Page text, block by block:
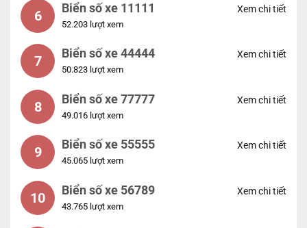
6 Biển số xe 11111
52.203 lượt xem
Xem chi tiết
7 Biển số xe 44444
50.823 lượt xem
Xem chi tiết
8 Biển số xe 77777
49.016 lượt xem
Xem chi tiết
9 Biển số xe 55555
45.065 lượt xem
Xem chi tiết
10 Biển số xe 56789
43.765 lượt xem
Xem chi tiết